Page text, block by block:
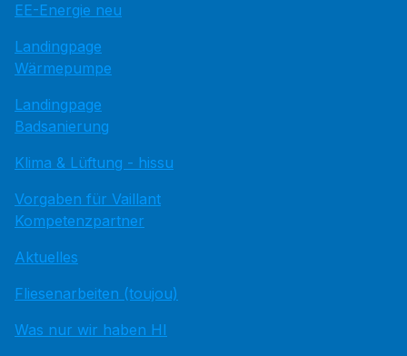
EE-Energie neu
Landingpage
Wärmepumpe
Landingpage
Badsanierung
Klima & Lüftung - hissu
Vorgaben für Vaillant
Kompetenzpartner
Aktuelles
Fliesenarbeiten (toujou)
Was nur wir haben HI